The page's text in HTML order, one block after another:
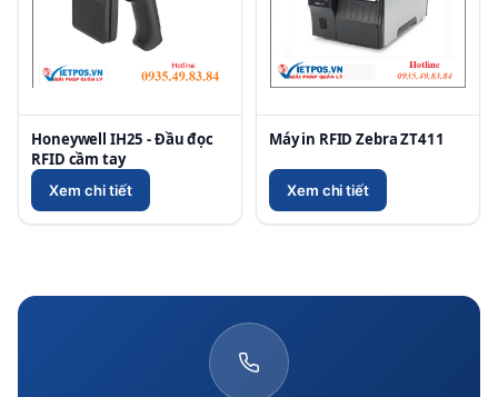
Honeywell IH25 - Đầu đọc
RFID cầm tay
Xem chi tiết
Máy in RFID Zebra ZT411
Xem chi tiết